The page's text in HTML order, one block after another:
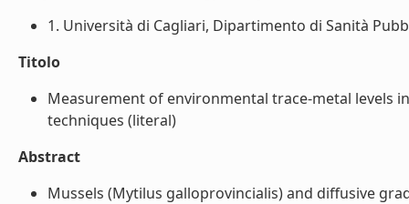
1. Università di Cagliari, Dipartimento di Sanità
Titolo
Measurement of environmental trace-metal levels
techniques (literal)
Abstract
Mussels (Mytilus galloprovincialis) and diffusive